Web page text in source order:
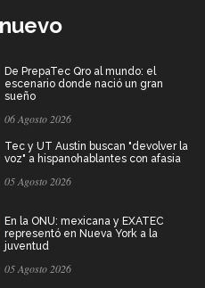
De PrepaTec Qro al mundo: el
escenario donde nació un gran
sueño
06 Agosto 2026
Tec y UT Austin buscan "devolver la
voz" a hispanohablantes con afasia
05 Agosto 2026
En la ONU: mexicana y EXATEC
representó en Nueva York a la
juventud
05 Agosto 2026